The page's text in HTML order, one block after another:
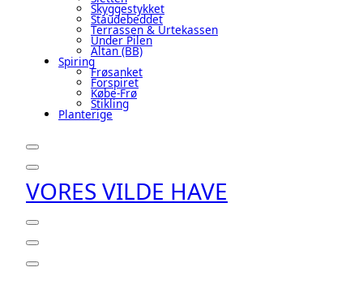
Skyggestykket
Staudebeddet
Terrassen & Urtekassen
Under Pilen
Altan (BB)
Spiring
Frøsanket
Forspiret
Købe-Frø
Stikling
Planterige
VORES VILDE HAVE